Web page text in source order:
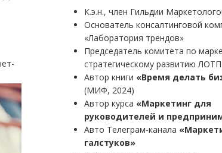
К.э.н., член Гильдии
Основатель консалтинговой
«Лаборатория трендов»
Председатель комитета по
стратегическому развитию
Автор книги «Время делать
(МИФ, 2024)
Автор курса «Маркетинг для
руководителей и
Авто Телеграм-канала
галстуков»